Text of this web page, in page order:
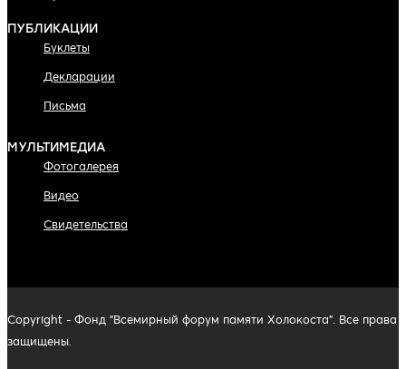
ПУБЛИКАЦИИ
Буклеты
Декларации
Письма
МУЛЬТИМЕДИА
Фотогалерея
Видео
Свидетельства
Copyright - Фонд "Всемирный форум памяти Холокоста". Все права
защищены.